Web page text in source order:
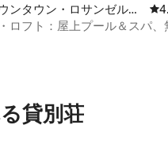
つ星中4.86つ星の平均評価
ンタウン・ロサンゼルス
ンドミニアム
レ
ロフト：屋上プール＆スパ、
貸別荘